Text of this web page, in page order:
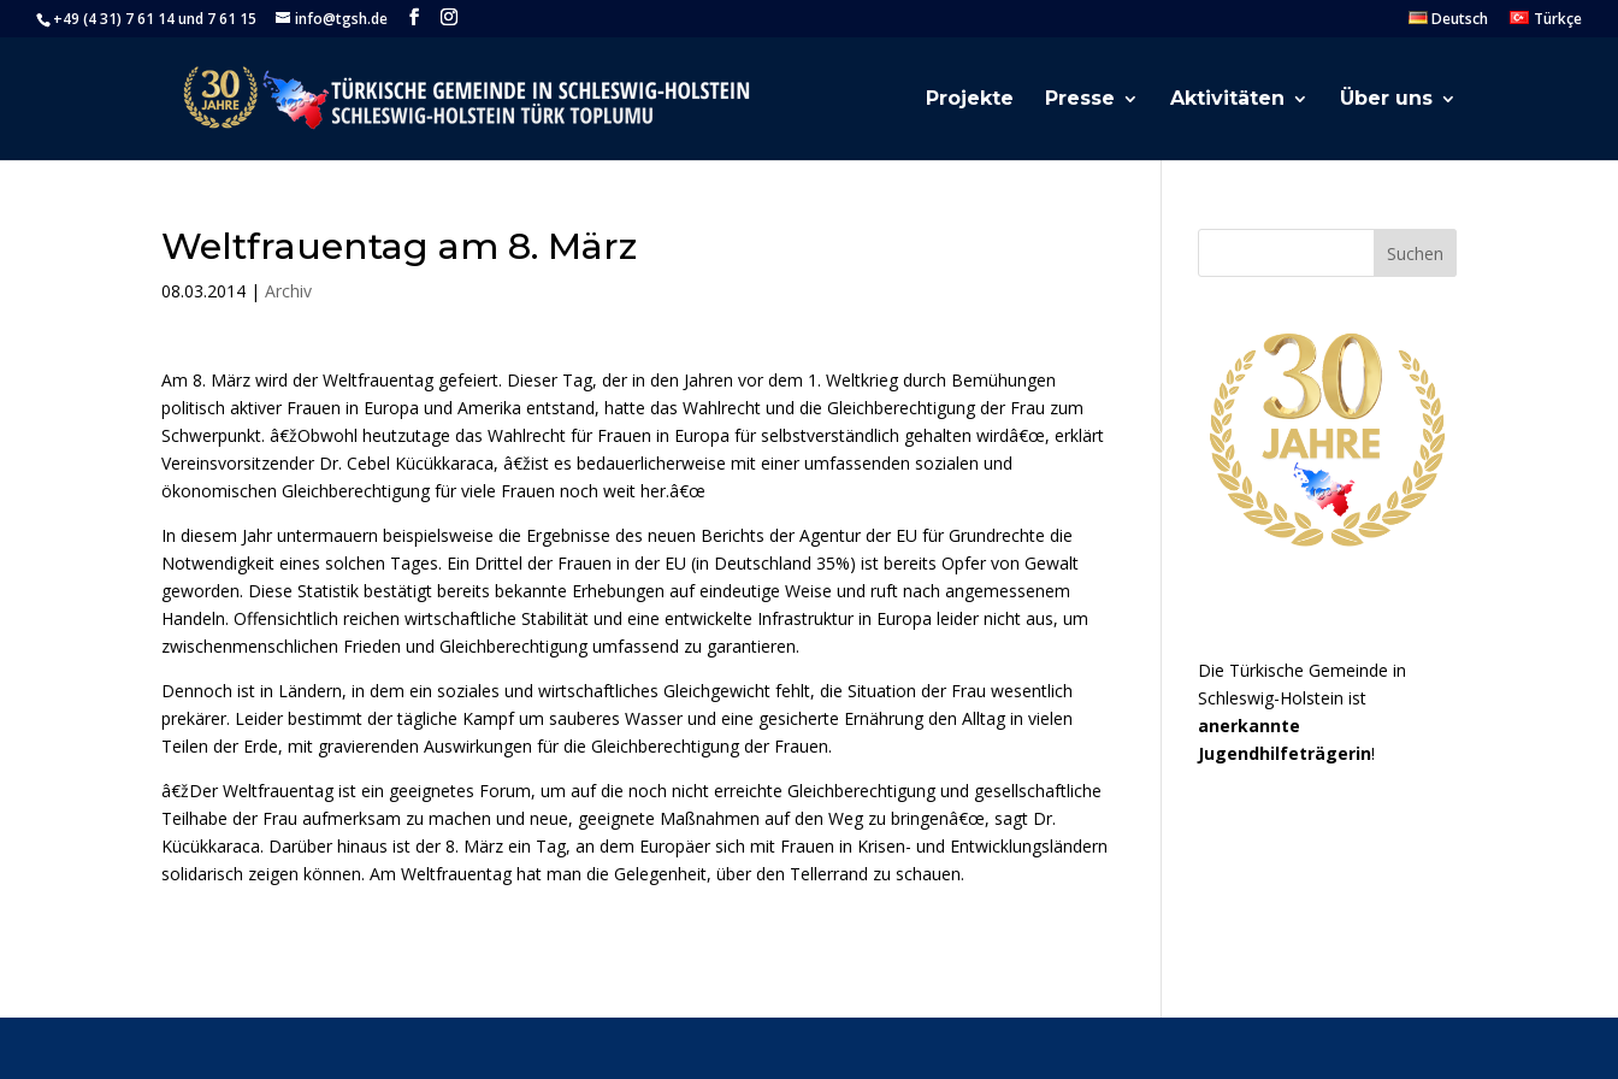
+49 (4 31) 7 61 14 und 7 61 15 info@tgsh.de Deutsch Türkçe
Projekte Presse Aktivitäten Über uns
Weltfrauentag am 8. März
08.03.2014 |Archiv
Am 8. März wird der Weltfrauentag gefeiert. Dieser Tag, der in den Jahren vor dem 1. Weltkrieg durch Bemühungen
politisch aktiver Frauen in Europa und Amerika entstand, hatte das Wahlrecht und die Gleichberechtigung der Frau zum
Schwerpunkt. â€žObwohl heutzutage das Wahlrecht für Frauen in Europa für selbstverständlich gehalten wirdâ€œ, erklärt
Vereinsvorsitzender Dr. Cebel Kücükkaraca, â€žist es bedauerlicherweise mit einer umfassenden sozialen und
ökonomischen Gleichberechtigung für viele Frauen noch weit her.â€œ
In diesem Jahr untermauern beispielsweise die Ergebnisse des neuen Berichts der Agentur der EU für Grundrechte die
Notwendigkeit eines solchen Tages. Ein Drittel der Frauen in der EU (in Deutschland 35%) ist bereits Opfer von Gewalt
geworden. Diese Statistik bestätigt bereits bekannte Erhebungen auf eindeutige Weise und ruft nach angemessenem
Handeln. Offensichtlich reichen wirtschaftliche Stabilität und eine entwickelte Infrastruktur in Europa leider nicht aus, um
zwischenmenschlichen Frieden und Gleichberechtigung umfassend zu garantieren.
Dennoch ist in Ländern, in dem ein soziales und wirtschaftliches Gleichgewicht fehlt, die Situation der Frau wesentlich
prekärer. Leider bestimmt der tägliche Kampf um sauberes Wasser und eine gesicherte Ernährung den Alltag in vielen
Teilen der Erde, mit gravierenden Auswirkungen für die Gleichberechtigung der Frauen.
â€žDer Weltfrauentag ist ein geeignetes Forum, um auf die noch nicht erreichte Gleichberechtigung und gesellschaftliche
Teilhabe der Frau aufmerksam zu machen und neue, geeignete Maßnahmen auf den Weg zu bringenâ€œ, sagt Dr.
Kücükkaraca. Darüber hinaus ist der 8. März ein Tag, an dem Europäer sich mit Frauen in Krisen- und Entwicklungsländern
solidarisch zeigen können. Am Weltfrauentag hat man die Gelegenheit, über den Tellerrand zu schauen.
Suchen
Die Türkische Gemeinde in
Schleswig-Holstein ist
anerkannte
Jugendhilfeträgerin!